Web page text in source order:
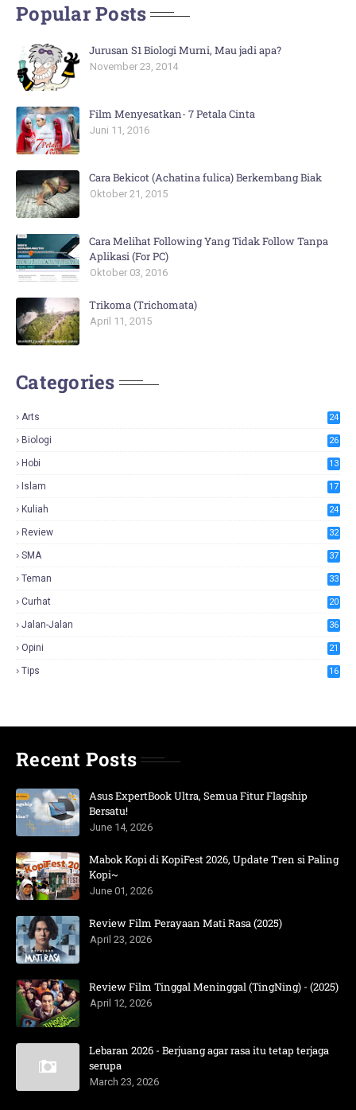
Popular Posts
Jurusan S1 Biologi Murni, Mau jadi apa?
November 23, 2014
Film Menyesatkan- 7 Petala Cinta
Juni 11, 2016
Cara Bekicot (Achatina fulica) Berkembang Biak
Oktober 21, 2015
Cara Melihat Following Yang Tidak Follow Tanpa
Aplikasi (For PC)
Oktober 03, 2016
Trikoma (Trichomata)
April 11, 2015
Categories
Arts 24
Biologi 26
Hobi 13
Islam 17
Kuliah 24
Review 32
SMA 37
Teman 33
Curhat 20
Jalan-Jalan 36
Opini 21
Tips 16
Recent Posts
Asus ExpertBook Ultra, Semua Fitur Flagship
Bersatu!
June 14, 2026
Mabok Kopi di KopiFest 2026, Update Tren si Paling
Kopi~
June 01, 2026
Review Film Perayaan Mati Rasa (2025)
April 23, 2026
Review Film Tinggal Meninggal (TingNing) - (2025)
April 12, 2026
Lebaran 2026 - Berjuang agar rasa itu tetap terjaga
serupa
March 23, 2026